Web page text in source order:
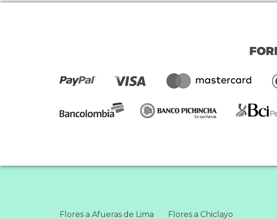
Flores a Afueras de Lima Flores a Chiclayo